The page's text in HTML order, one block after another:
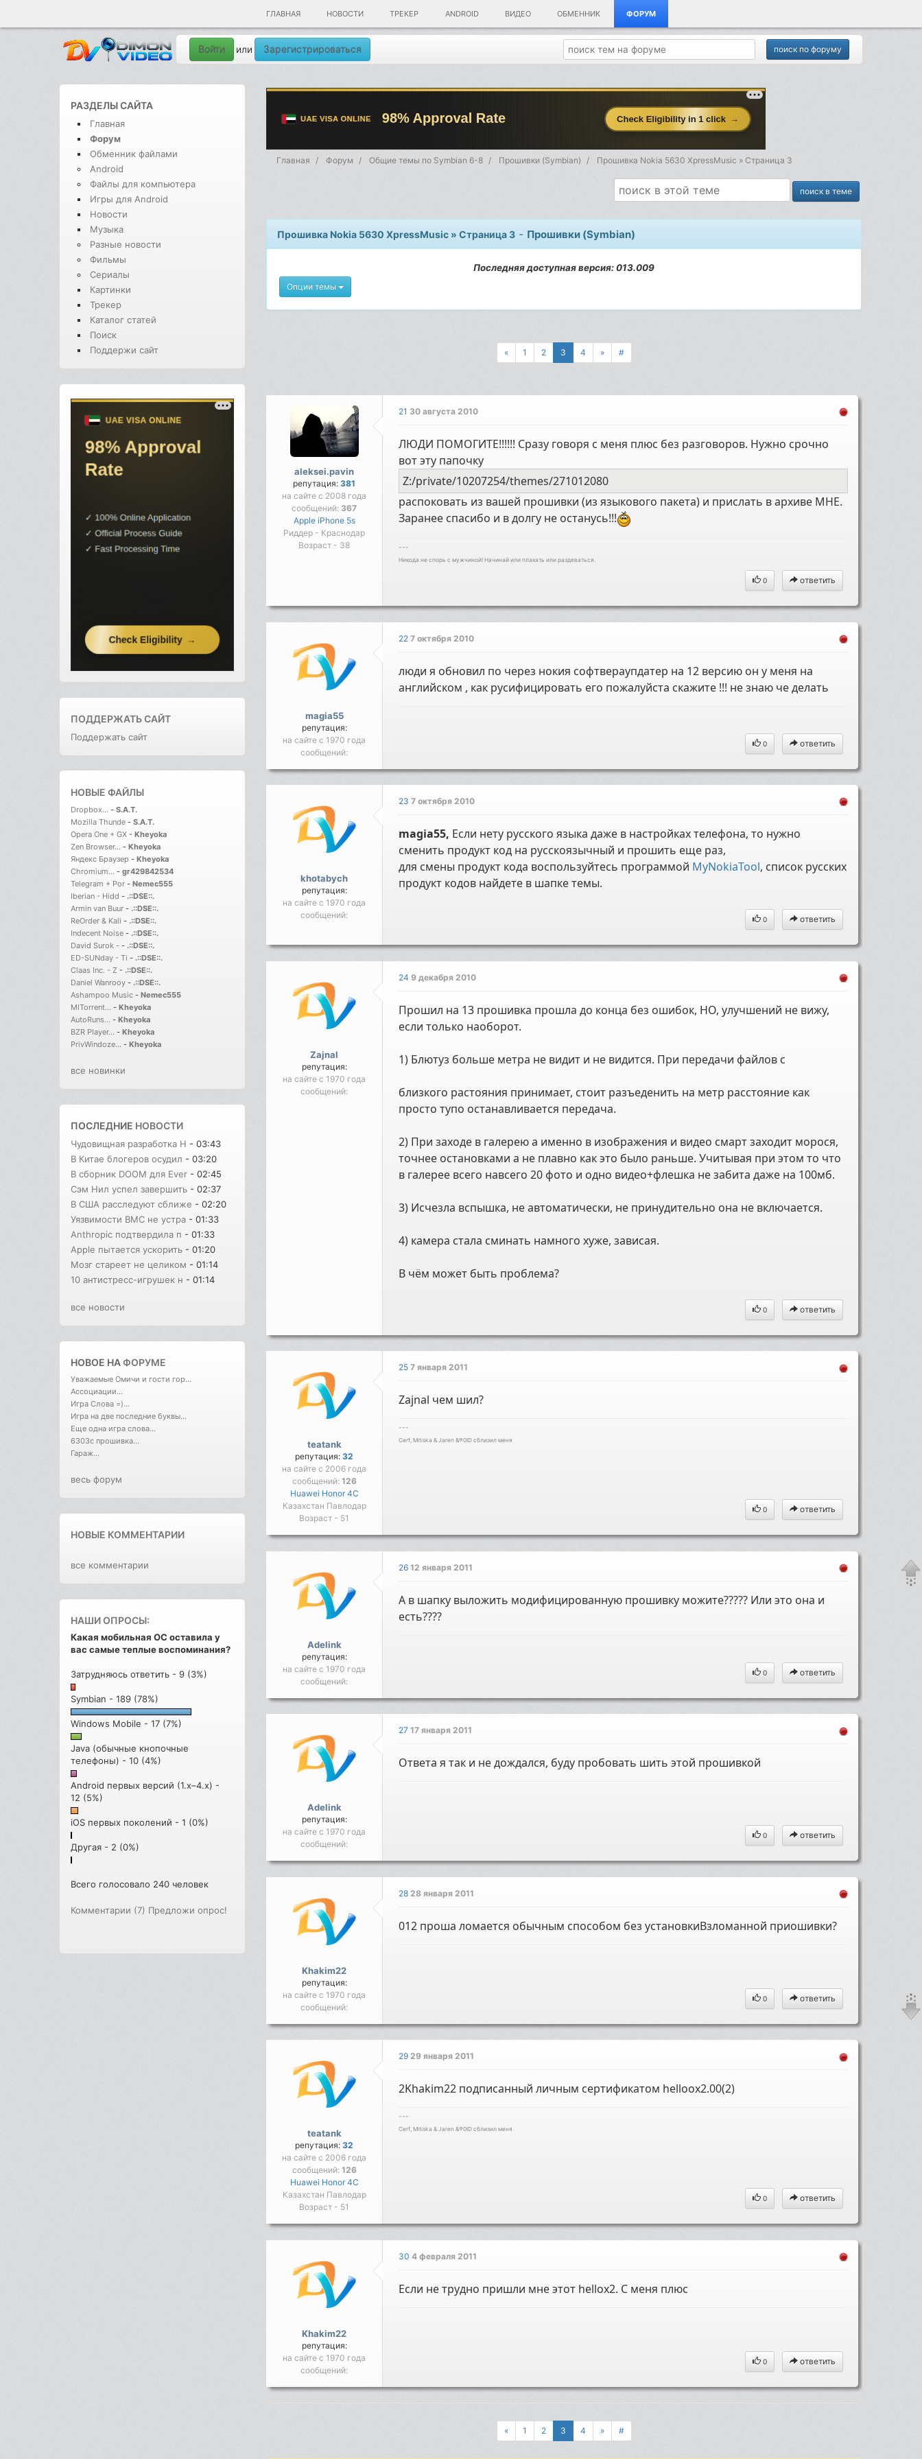
ГЛАВНАЯ НОВОСТИ ТРЕКЕР ANDROID ВИДЕО ОБМЕННИК ФОРУМ
Войти или Зарегистрироваться
РАЗДЕЛЫ САЙТА
Главная
Форум
Обменник файлами
Android
Файлы для компьютера
Игры для Android
Новости
Музыка
Разные новости
Фильмы
Сериалы
Картинки
Трекер
Каталог статей
Поиск
Поддержи сайт
ПОДДЕРЖАТЬ САЙТ
Поддержать сайт
НОВЫЕ ФАЙЛЫ
Dropbox... - S.A.T.
Mozilla Thunde - S.A.T.
Opera One + GX - Kheyoka
Zen Browser... - Kheyoka
Яндекс Браузер - Kheyoka
Chromium... - gr429842534
Telegram + Por - Nemec555
Iberian - Hidd - .::DSE::.
Armin van Buur - .::DSE::.
ReOrder & Kali - .::DSE::.
Indecent Noise - .::DSE::.
David Surok - - .::DSE::.
ED-SUNday - Ti - .::DSE::.
Claas Inc. - Z - .::DSE::.
Daniel Wanrooy - .::DSE::.
Ashampoo Music - Nemec555
MITorrent... - Kheyoka
AutoRuns... - Kheyoka
BZR Player... - Kheyoka
PrivWindoze... - Kheyoka
все новинки
ПОСЛЕДНИЕ НОВОСТИ
Чудовищная разработка H - 03:43
В Китае блогеров осудил - 03:20
В сборник DOOM для Ever - 02:45
Сэм Нил успел завершить - 02:37
В США расследуют сближе - 02:20
Уязвимости BMC не устра - 01:33
Anthropic подтвердила п - 01:33
Apple пытается ускорить - 01:20
Мозг стареет не целиком - 01:14
10 антистресс-игрушек н - 01:14
все новости
НОВОЕ НАФОРУМЕ
Уважаемые Омичи и гости гор...
Ассоциации...
Игра Слова =)...
Игра на две последние буквы...
Еще одна игра слова...
6303с прошивка...
Гараж...
весь форум
НОВЫЕ КОММЕНТАРИИ
все комментарии
НАШИ ОПРОСЫ:
Какая мобильная ОС оставила у
вас самые теплые воспоминания?
Затрудняюсь ответить - 9 (3%)
Symbian - 189 (78%)
Windows Mobile - 17 (7%)
Java (обычные кнопочные
телефоны) - 10 (4%)
Android первых версий (1.x–4.x) -
12 (5%)
iOS первых поколений - 1 (0%)
Другая - 2 (0%)
Всего голосовало 240 человек
Комментарии (7) Предложи опрос!
Главная Форум Общие темы по Symbian 6-8 Прошивки (Symbian) Прошивка Nokia 5630 XpressMusic » Страница 3
Прошивка Nokia 5630 XpressMusic » Страница 3 - Прошивки (Symbian)
Последняя доступная версия: 013.009
Опции темы
« 1 2 3 4 » #
aleksei.pavin
репутация:381
на сайте с 2008 года
сообщений: 367
Apple iPhone 5s
Риддер - Краснодар
Возраст - 38
21 30 августа 2010
ЛЮДИ ПОМОГИТЕ!!!!!! Сразу говоря с меня плюс без разговоров. Нужно срочно
вот эту папочку
Z:/private/10207254/themes/271012080
распоковать из вашей прошивки (из языкового пакета) и прислать в архиве МНЕ.
Заранее спасибо и в долгу не останусь!!!
---
Никода не спорь с мужчиной! Начинай или плакать или раздеваться.
0 ответить
magia55
репутация:
на сайте с 1970 года
сообщений:
22 7 октября 2010
люди я обновил по через нокия софтвераупдатер на 12 версию он у меня на
английском , как русифицировать его пожалуйста скажите !!! не знаю че делать
0 ответить
khotabych
репутация:
на сайте с 1970 года
сообщений:
23 7 октября 2010
magia55, Если нету русского языка даже в настройках телефона, то нужно
сменить продукт код на русскоязычный и прошить еще раз,
для смены продукт кода воспользуйтесь программой MyNokiaTool, список русских
продукт кодов найдете в шапке темы.
0 ответить
Zajnal
репутация:
на сайте с 1970 года
сообщений:
24 9 декабря 2010
Прошил на 13 прошивка прошла до конца без ошибок, НО, улучшений не вижу,
если только наоборот.
1) Блютуз больше метра не видит и не видится. При передачи файлов с
близкого растояния принимает, стоит разъеденить на метр расстояние как
просто тупо останавливается передача.
2) При заходе в галерею а именно в изображения и видео смарт заходит морося,
точнее остановками а не плавно как это было раньше. Учитывая при этом то что
в галерее всего навсего 20 фото и одно видео+флешка не забита даже на 100мб.
3) Исчезла вспышка, не автоматически, не принудительно она не включается.
4) камера стала сминать намного хуже, зависая.
В чём может быть проблема?
0 ответить
teatank
репутация:32
на сайте с 2006 года
сообщений: 126
Huawei Honor 4C
Казахстан Павлодар
Возраст - 51
25 7 января 2011
Zajnal чем шил?
---
Cerf, Mitiska & Jaren &®0ID сблизил меня
0 ответить
Adelink
репутация:
на сайте с 1970 года
сообщений:
26 12 января 2011
А в шапку выложить модифицированную прошивку можите????? Или это она и
есть????
0 ответить
Adelink
репутация:
на сайте с 1970 года
сообщений:
27 17 января 2011
Ответа я так и не дождался, буду пробовать шить этой прошивкой
0 ответить
Khakim22
репутация:
на сайте с 1970 года
сообщений:
28 28 января 2011
012 проша ломается обычным способом без установкиВзломанной приошивки?
0 ответить
teatank
репутация:32
на сайте с 2006 года
сообщений: 126
Huawei Honor 4C
Казахстан Павлодар
Возраст - 51
29 29 января 2011
2Khakim22 подписанный личным сертификатом helloox2.00(2)
---
Cerf, Mitiska & Jaren &®0ID сблизил меня
0 ответить
Khakim22
репутация:
на сайте с 1970 года
сообщений:
30 4 февраля 2011
Если не трудно пришли мне этот hellox2. С меня плюс
0 ответить
« 1 2 3 4 » #